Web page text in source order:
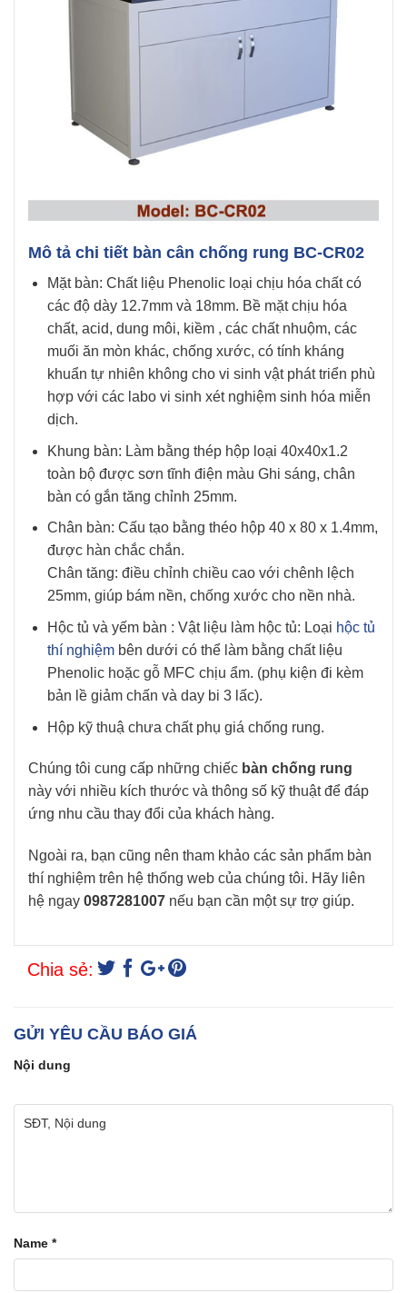
Mô tả chi tiết bàn cân chống rung BC-CR02
Mặt bàn: Chất liệu Phenolic loại chịu hóa chất có
các độ dày 12.7mm và 18mm. Bề mặt chịu hóa
chất, acid, dung môi, kiềm , các chất nhuộm, các
muối ăn mòn khác, chống xước, có tính kháng
khuẩn tự nhiên không cho vi sinh vật phát triển phù
hợp với các labo vi sinh xét nghiệm sinh hóa miễn
dịch.
Khung bàn: Làm bằng thép hộp loại 40x40x1.2
toàn bộ được sơn tĩnh điện màu Ghi sáng, chân
bàn có gắn tăng chỉnh 25mm.
Chân bàn: Cấu tạo bằng théo hộp 40 x 80 x 1.4mm,
được hàn chắc chắn.
Chân tăng: điều chỉnh chiều cao với chênh lệch
25mm, giúp bám nền, chống xước cho nền nhà.
Hộc tủ và yếm bàn : Vật liệu làm hộc tủ: Loại hộc tủ
thí nghiệmbên dưới có thể làm bằng chất liệu
Phenolic hoặc gỗ MFC chịu ẩm. (phụ kiện đi kèm
bản lề giảm chấn và day bi 3 lấc).
Hộp kỹ thuậ chưa chất phụ giá chống rung.
Chúng tôi cung cấp những chiếc bàn chống rung
này với nhiều kích thước và thông số kỹ thuật để đáp
ứng nhu cầu thay đổi của khách hàng.
Ngoài ra, bạn cũng nên tham khảo các sản phẩm bàn
thí nghiệm trên hệ thống web của chúng tôi. Hãy liên
hệ ngay 0987281007nếu bạn cần một sự trợ giúp.
Chia sẻ:
GỬI YÊU CẦU BÁO GIÁ
Nội dung
Name *